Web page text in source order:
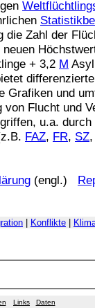
die Zahl der
neuen
+ 3,2 M
Grafiken und
von Flucht und
u.a.
FAZ, FR, SZ
(engl.)
Konflikte
Links
Daten